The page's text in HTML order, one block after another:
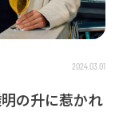
2024.03.01
の升に惹かれ